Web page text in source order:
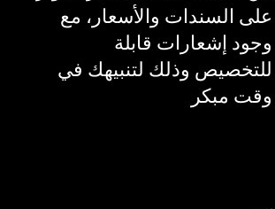
على السندات والأسعار، مع
وجود إشعارات قابلة
للتخصيص وذلك لتنبيهك في
وقت مبكر